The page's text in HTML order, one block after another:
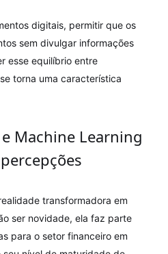
digitais, permitir que os
sem divulgar informações
esse equilíbrio entre
torna uma característica
Machine Learning
transformadora em
ser novidade, ela faz parte
para o setor financeiro em